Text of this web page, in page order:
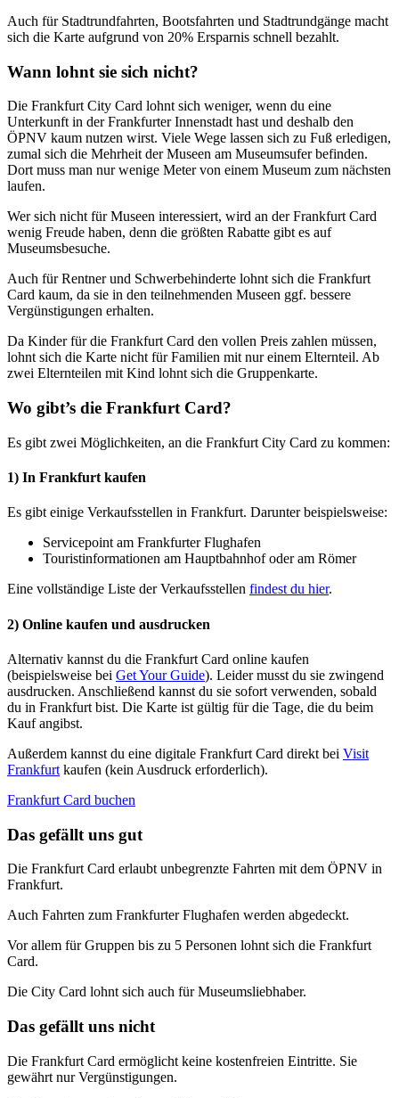
Auch für Stadtrundfahrten, Bootsfahrten und Stadtrundgänge macht
sich die Karte aufgrund von 20% Ersparnis schnell bezahlt.
Wann lohnt sie sich nicht?
Die Frankfurt City Card lohnt sich weniger, wenn du eine
Unterkunft in der Frankfurter Innenstadt hast und deshalb den
ÖPNV kaum nutzen wirst. Viele Wege lassen sich zu Fuß erledigen,
zumal sich die Mehrheit der Museen am Museumsufer befinden.
Dort muss man nur wenige Meter von einem Museum zum nächsten
laufen.
Wer sich nicht für Museen interessiert, wird an der Frankfurt Card
wenig Freude haben, denn die größten Rabatte gibt es auf
Museumsbesuche.
Auch für Rentner und Schwerbehinderte lohnt sich die Frankfurt
Card kaum, da sie in den teilnehmenden Museen ggf. bessere
Vergünstigungen erhalten.
Da Kinder für die Frankfurt Card den vollen Preis zahlen müssen,
lohnt sich die Karte nicht für Familien mit nur einem Elternteil. Ab
zwei Elternteilen mit Kind lohnt sich die Gruppenkarte.
Wo gibt’s die Frankfurt Card?
Es gibt zwei Möglichkeiten, an die Frankfurt City Card zu kommen:
1) In Frankfurt kaufen
Es gibt einige Verkaufsstellen in Frankfurt. Darunter beispielsweise:
Servicepoint am Frankfurter Flughafen
Touristinformationen am Hauptbahnhof oder am Römer
Eine vollständige Liste der Verkaufsstellen findest du hier.
2) Online kaufen und ausdrucken
Alternativ kannst du die Frankfurt Card online kaufen
(beispielsweise bei Get Your Guide). Leider musst du sie zwingend
ausdrucken. Anschließend kannst du sie sofort verwenden, sobald
du in Frankfurt bist. Die Karte ist gültig für die Tage, die du beim
Kauf angibst.
Außerdem kannst du eine digitale Frankfurt Card direkt bei Visit
Frankfurt kaufen (kein Ausdruck erforderlich).
Frankfurt Card buchen
Das gefällt uns gut
Die Frankfurt Card erlaubt unbegrenzte Fahrten mit dem ÖPNV in
Frankfurt.
Auch Fahrten zum Frankfurter Flughafen werden abgedeckt.
Vor allem für Gruppen bis zu 5 Personen lohnt sich die Frankfurt
Card.
Die City Card lohnt sich auch für Museumsliebhaber.
Das gefällt uns nicht
Die Frankfurt Card ermöglicht keine kostenfreien Eintritte. Sie
gewährt nur Vergünstigungen.